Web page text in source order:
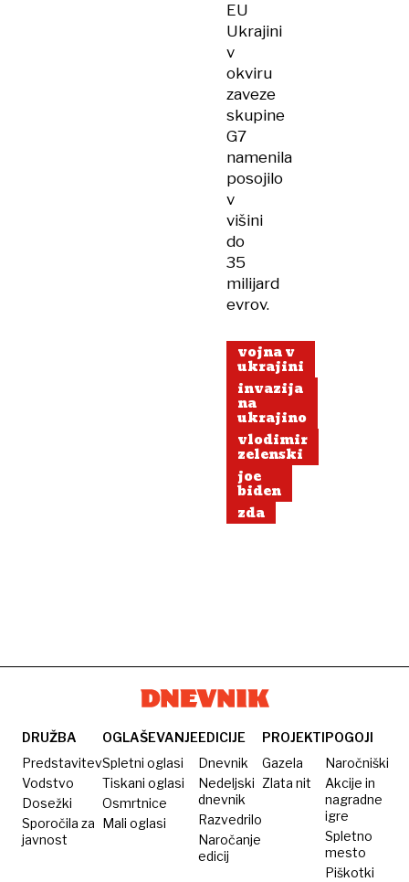
EU
Ukrajini
v
okviru
zaveze
skupine
G7
namenila
posojilo
v
višini
do
35
milijard
evrov.
vojna v
ukrajini
invazija
na
ukrajino
vlodimir
zelenski
joe
biden
zda
DRUŽBA
Predstavitev
Vodstvo
Dosežki
Sporočila za
javnost
OGLAŠEVANJE
Spletni oglasi
Tiskani oglasi
Osmrtnice
Mali oglasi
EDICIJE
Dnevnik
Nedeljski
dnevnik
Razvedrilo
Naročanje
edicij
PROJEKTI
Gazela
Zlata nit
POGOJI
Naročniški
Akcije in
nagradne
igre
Spletno
mesto
Piškotki